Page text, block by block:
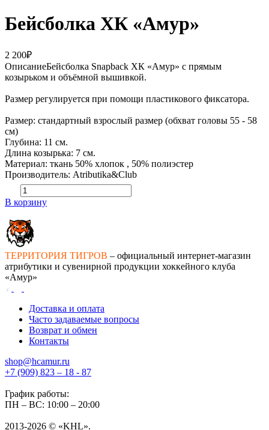
Бейсболка ХК «Амур»
2 200₽
ОписаниеБейсболка Snapback ХК «Амур» с прямым
козырьком и объёмной вышивкой.
Размер регулируется при помощи пластикового фиксатора.
Размер: стандартный взрослый размер (обхват головы 55 - 58
см)
Глубина: 11 см.
Длина козырька: 7 см.
Материал: ткань 50% хлопок , 50% полиэстер
Производитель: Atributika&Club
В корзину
ТЕРРИТОРИЯ ТИГРОВ – официальный интернет-магазин
атрибутики и сувенирной продукции хоккейного клуба
«Амур»
Доставка и оплата
Часто задаваемые вопросы
Возврат и обмен
Контакты
shop@hcamur.ru
+7 (909) 823 – 18 - 87
График работы:
ПН – ВС: 10:00 – 20:00
2013-2026 © «KHL».